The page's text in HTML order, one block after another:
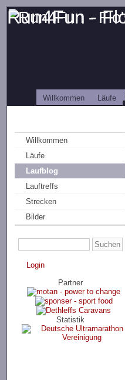
Run4Fun -
Willkommen Läufe
Willkommen
Läufe
Laufblog
Lauftreffs
Strecken
Bilder
Login
Partner
Statistik